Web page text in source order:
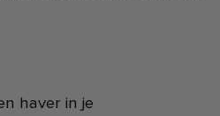
haver in je